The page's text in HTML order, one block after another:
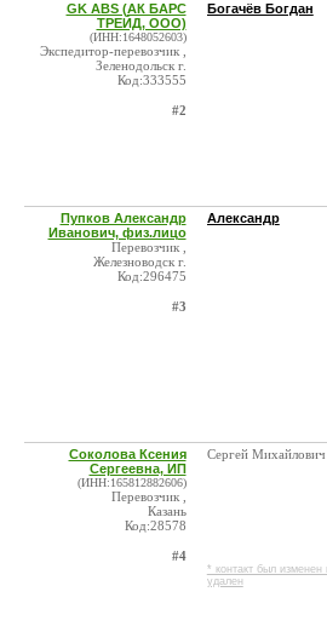
GK ABS (АК БАРС
ТРЕЙД, ООО)
(ИНН:1648052603)
Экспедитор-перевозчик ,
Зеленодольск г.
Код:333555
#2
Богачёв Богдан
Пупков Александр
Иванович, физ.лицо
Перевозчик ,
Железноводск г.
Код:296475
#3
Александр
Соколова Ксения
Сергеевна, ИП
(ИНН:165812882606)
Перевозчик ,
Казань
Код:28578
#4
Сергей Михайлович
* контакт был изменен
удален